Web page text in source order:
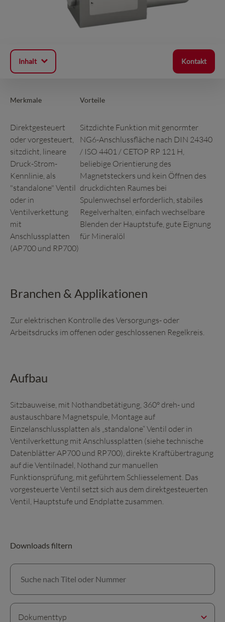
Inhalt Kontakt
Merkmale
Direktgesteuert
oder vorgesteuert,
sitzdicht, lineare
Druck-Strom-
Kennlinie, als
"standalone" Ventil
oder in
Ventilverkettung
mit
Anschlussplatten
(AP700 und RP700)
Vorteile
Sitzdichte Funktion mit genormter
NG6-Anschlussfläche nach DIN 24340
/ ISO 4401 / CETOP RP 121 H,
beliebige Orientierung des
Magnetsteckers und kein Öffnen des
druckdichten Raumes bei
Spulenwechsel erforderlich, stabiles
Regelverhalten, einfach wechselbare
Blenden der Hauptstufe, gute Eignung
für Mineralöl
Branchen & Applikationen
Zur elektrischen Kontrolle des Versorgungs- oder
Arbeitsdrucks im offenen oder geschlossenen Regelkreis.
Aufbau
Sitzbauweise, mit Nothandbetätigung, 360° dreh- und
austauschbare Magnetspule, Montage auf
Einzelanschlussplatten als „standalone“ Ventil oder in
Ventilverkettung mit Anschlussplatten (siehe technische
Datenblätter AP700 und RP700), direkte Kraftübertragung
auf die Ventilnadel, Nothand zur manuellen
Funktionsprüfung, mit geführtem Schliesselement. Das
vorgesteuerte Ventil setzt sich aus dem direktgesteuerten
Ventil, Hauptstufe und Endplatte zusammen.
Downloads filtern
Suche nach Titel oder Nummer
Dokumenttyp